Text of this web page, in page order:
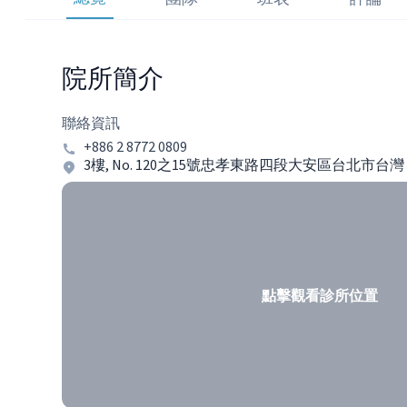
院所簡介
聯絡資訊
+886 2 8772 0809
3樓, No. 120之15號忠孝東路四段大安區台北市台灣
點擊觀看診所位置